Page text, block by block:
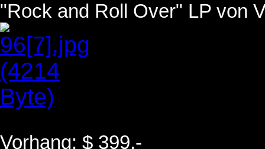
"Rock and Roll Over" LP von
Vorhang: $ 399,-